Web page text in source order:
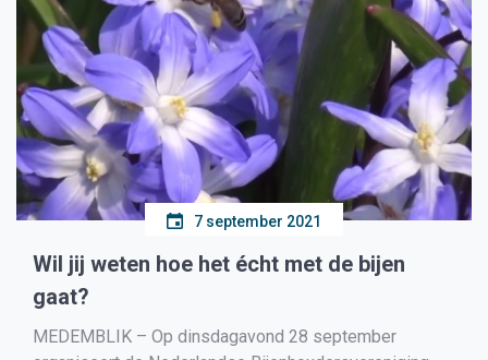
7 september 2021
Wil jij weten hoe het écht met de bijen
gaat?
MEDEMBLIK – Op dinsdagavond 28 september